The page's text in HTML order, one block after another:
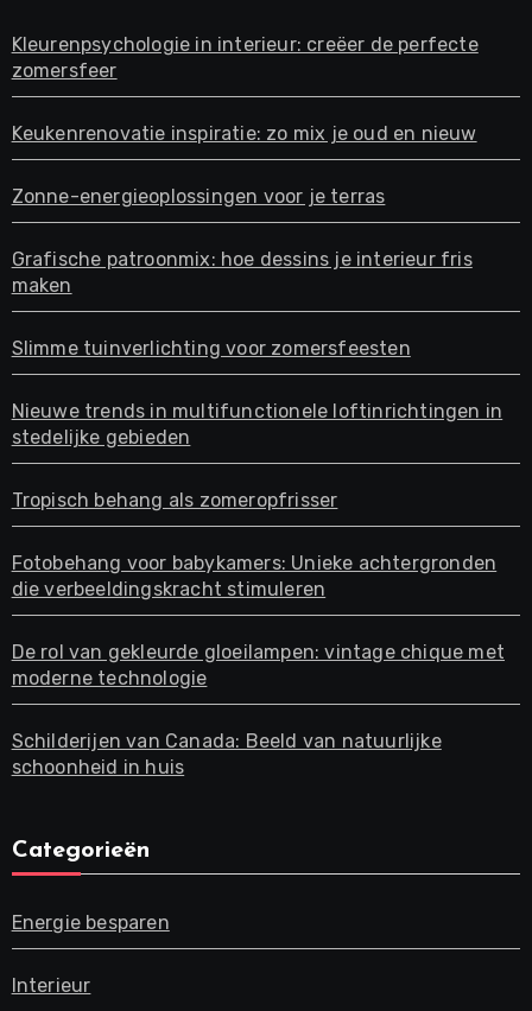
Kleurenpsychologie in interieur: creëer de perfecte
zomersfeer
Keukenrenovatie inspiratie: zo mix je oud en nieuw
Zonne-energieoplossingen voor je terras
Grafische patroonmix: hoe dessins je interieur fris
maken
Slimme tuinverlichting voor zomersfeesten
Nieuwe trends in multifunctionele loftinrichtingen in
stedelijke gebieden
Tropisch behang als zomeropfrisser
Fotobehang voor babykamers: Unieke achtergronden
die verbeeldingskracht stimuleren
De rol van gekleurde gloeilampen: vintage chique met
moderne technologie
Schilderijen van Canada: Beeld van natuurlijke
schoonheid in huis
Categorieën
Energie besparen
Interieur